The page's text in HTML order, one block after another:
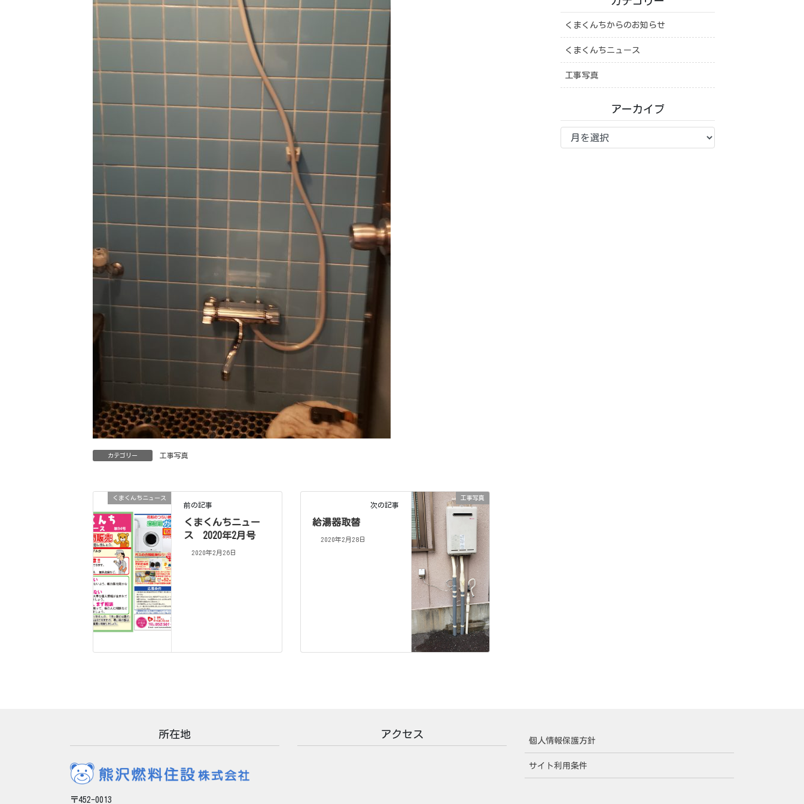
カテゴリー 工事写真
くまくんちニュース
前の記事
くまくんちニュー
ス 2020年2月号
2020年2月26日
工事写真
次の記事
給湯器取替
2020年2月28日
くまくんちからのお知らせ
くまくんちニュース
工事写真
アーカイブ
ア
所在地
〒452-0013
アクセス
個人情報保護方針
サイト利用条件